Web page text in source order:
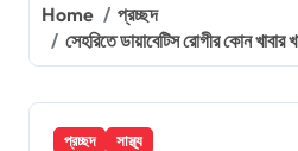
Home
প্রচ্ছদ
সেহরিতে ডায়াবেটিস রোগীর কোন খাবার
প্রচ্ছদ সাস্থ্য